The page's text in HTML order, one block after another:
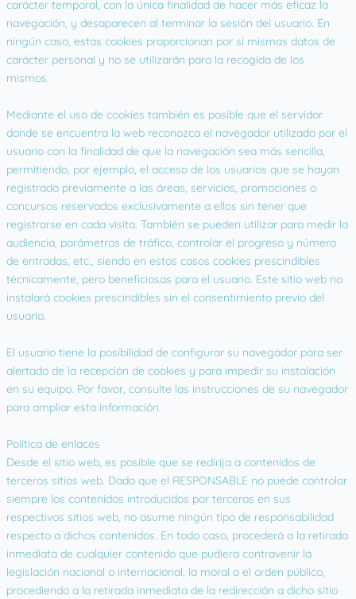
carácter temporal, con la única finalidad de hacer más eficaz la
navegación, y desaparecen al terminar la sesión del usuario. En
ningún caso, estas cookies proporcionan por sí mismas datos de
carácter personal y no se utilizarán para la recogida de los
mismos.
Mediante el uso de cookies también es posible que el servidor
donde se encuentra la web reconozca el navegador utilizado por el
usuario con la finalidad de que la navegación sea más sencilla,
permitiendo, por ejemplo, el acceso de los usuarios que se hayan
registrado previamente a las áreas, servicios, promociones o
concursos reservados exclusivamente a ellos sin tener que
registrarse en cada visita. También se pueden utilizar para medir la
audiencia, parámetros de tráfico, controlar el progreso y número
de entradas, etc., siendo en estos casos cookies prescindibles
técnicamente, pero beneficiosas para el usuario. Este sitio web no
instalará cookies prescindibles sin el consentimiento previo del
usuario.
El usuario tiene la posibilidad de configurar su navegador para ser
alertado de la recepción de cookies y para impedir su instalación
en su equipo. Por favor, consulte las instrucciones de su navegador
para ampliar esta información.
Política de enlaces
Desde el sitio web, es posible que se redirija a contenidos de
terceros sitios web. Dado que el RESPONSABLE no puede controlar
siempre los contenidos introducidos por terceros en sus
respectivos sitios web, no asume ningún tipo de responsabilidad
respecto a dichos contenidos. En todo caso, procederá a la retirada
inmediata de cualquier contenido que pudiera contravenir la
legislación nacional o internacional, la moral o el orden público,
procediendo a la retirada inmediata de la redirección a dicho sitio